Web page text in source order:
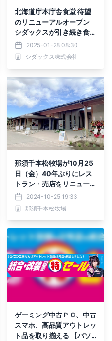
北海道庁本庁舎食堂 待望
のリニューアルオープン
シダックスが引き続き食事
提供業務を受託
2025-01-28 08:30
シダックス株式会社
那須千本松牧場が10月25
日（金）40年ぶりにレス
トラン・売店をリニューア
ルオープン～那須塩原発
「PURE MILK FARM」始
動～
2024-10-25 19:33
那須千本松牧場
ゲーミング中古ＰＣ、中古
スマホ、高品質アウトレッ
ト品を取り揃える 【パソ